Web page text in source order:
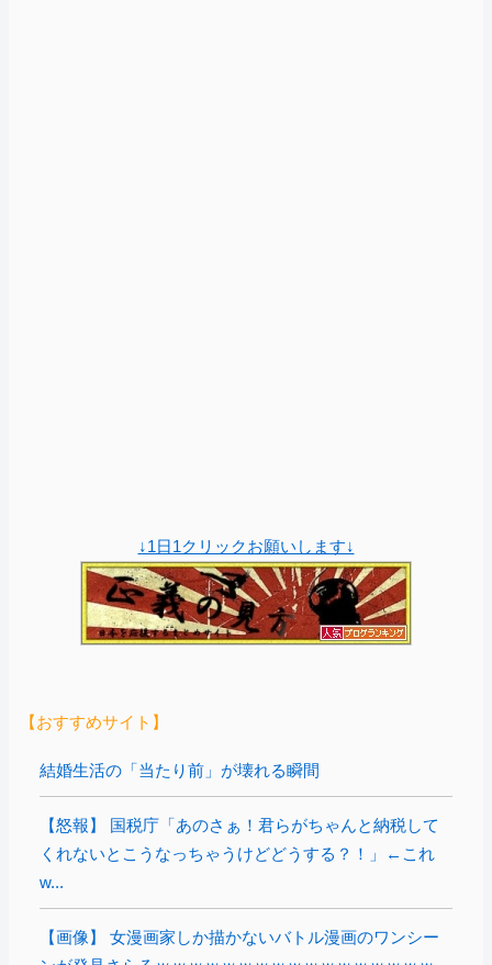
↓1日1クリックお願いします↓
【おすすめサイト】
結婚生活の「当たり前」が壊れる瞬間
【怒報】 国税庁「あのさぁ！君らがちゃんと納税して
くれないとこうなっちゃうけどどうする？！」←これ
w...
【画像】 女漫画家しか描かないバトル漫画のワンシー